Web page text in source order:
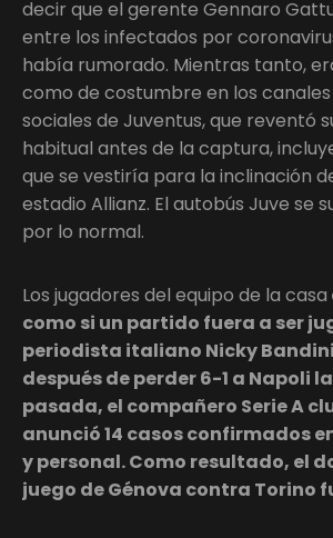
decir que el gerente Gennaro
entre los infectados por
había rumorado. Mientras tanto,
como de costumbre en los
sociales de Juventus, que reventó
habitual antes de la captura,
que se vestiría para la inclinación
estadio Allianz. El autobús Juve se
por lo normal.
Los jugadores del equipo de la casa
como si un partido fuera a ser
periodista italiano Nicky
después de perder 6-1 a Napoli
pasada, el compañero Serie A
anunció 14 casos confirmados
y personal. Como resultado, el
juego de Génova contra Torino